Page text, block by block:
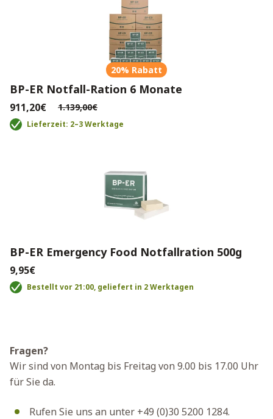
20% Rabatt
BP-ER Notfall-Ration 6 Monate
911,20€ 1.139,00€
Lieferzeit: 2–3 Werktage
BP-ER Emergency Food Notfallration 500g
9,95€
Bestellt vor 21:00, geliefert in 2 Werktagen
Fragen?
Wir sind von Montag bis Freitag von 9.00 bis 17.00 Uhr
für Sie da.
Rufen Sie uns an unter +49 (0)30 5200 1284.